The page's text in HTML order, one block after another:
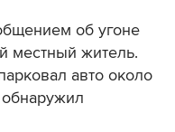
об угоне
местный житель.
авто около